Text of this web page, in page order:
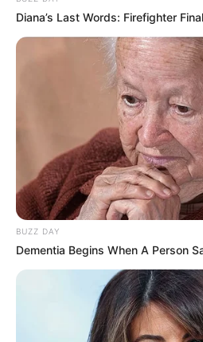
Diana’s Last Words: Firefighter
BUZZ DAY
Dementia Begins When A Person